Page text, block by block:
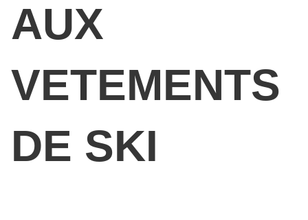
AUX
VETEMENTS
DE SKI